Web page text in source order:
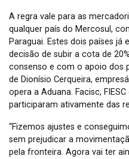
A regra vale para as
qualquer país do Mercosul,
Paraguai. Estes dois países
decisão de subir a cota de
consenso e com o apoio dos
de Dionísio Cerqueira,
opera a Aduana. Facisc,
participaram ativamente das
“Fizemos ajustes e
sem prejudicar a
pela fronteira. Agora vai ter